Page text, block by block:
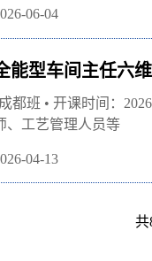
06-04
能型车间主任六
都班 • 开课时间：
、工艺管理人员等
04-13
共